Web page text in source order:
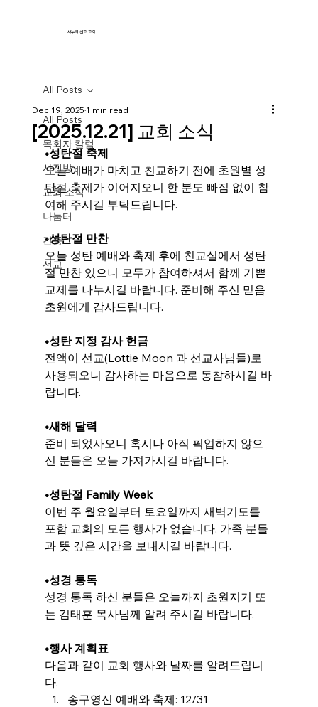
새누리 선교 교회
All Posts
목회자 칼럼
사진방
교회 소식
나눔터
간증
선교
All Posts
[2025.12.21] 교회 소식
Dec 19, 20251 min read
•성탄절 축제
오늘 예배가 마치고 친교하기 전에 초원별 성
탄절 축제가 이어지오니 한 분도 빠짐 없이 참
여해 주시길 부탁드립니다.
•성탄절 만찬
오늘 성탄 예배와 축제 후에 친교실에서 성탄
절 만찬 있으니 모두가 참여하셔서 함께 기쁜
교제를 나누시길 바랍니다. 준비해 주신 믿음
초원에게 감사드립니다.
•성탄 지정 감사 헌금
전액이 선교(Lottie Moon 과 선교사님들)로
사용되오니 감사하는 마음으로 동참하시길 바
랍니다.
•새해 달력
준비 되었사오니 혹시나 아직 픽업하지 않으
신 분들은 오늘 가져가시길 바랍니다.
•성탄절 Family Week
이번 주 월요일부터 토요일까지 새벽기도를
포함 교회의 모든 행사가 없습니다. 가족 분들
과 뜻 깊은 시간을 보내시길 바랍니다.
•성경 통독
성경 통독 하신 분들은 오늘까지 초원지기 또
는 김태훈 목사님께 알려 주시길 바랍니다.
•행사 계획표
다음과 같이 교회 행사와 날짜를 알려드립니
다.
송구영신 예배와 축제: 12/31